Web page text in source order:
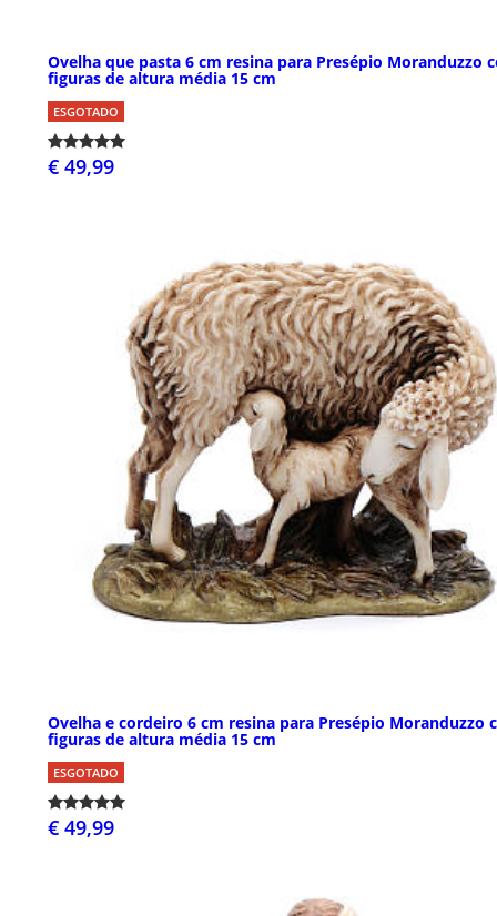
Ovelha que pasta 6 cm resina para Presépio Moranduzzo
figuras de altura média 15 cm
ESGOTADO
€ 49,99
Ovelha e cordeiro 6 cm resina para Presépio Moranduzzo
figuras de altura média 15 cm
ESGOTADO
€ 49,99